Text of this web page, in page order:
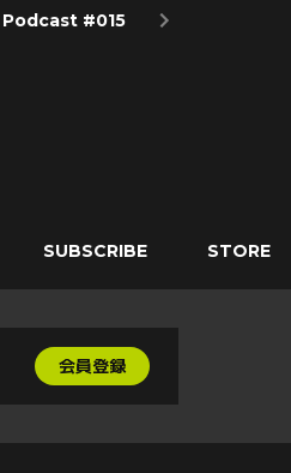
Podcast #015
SUBSCRIBE STORE
会員登録